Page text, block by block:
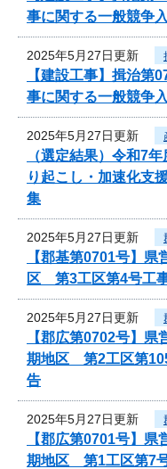
事に関する一般競争
2025年5月27日更新
【建設工事】揖治第
事に関する一般競争
2025年5月27日更新
（選定結果）令和7
り起こし・加速化支
集
2025年5月27日更新
【郡基第0701号】
区 第3工区第4号工
2025年5月27日更新
【郡広第0702号】
期地区 第2工区第
告
2025年5月27日更新
【郡広第0701号】
期地区 第1工区第7